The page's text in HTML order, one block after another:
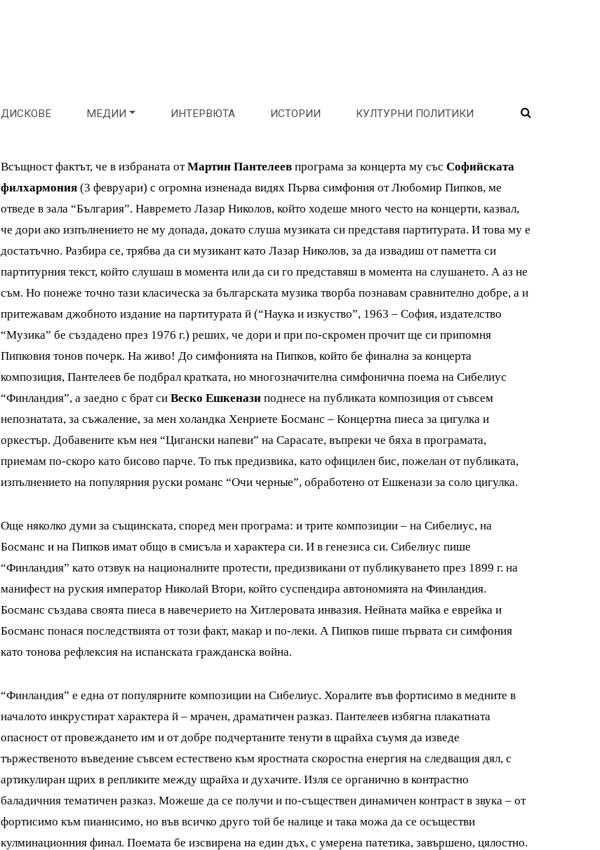
ДИСКОВЕ МЕДИИ ИНТЕРВЮТА ИСТОРИИ КУЛТУРНИ ПОЛИТИКИ
Всъщност фактът, че в избраната отМартин Пантелеев програма за концерта му съсСофийската
филхармония(3 февруари) с огромна изненада видях Първа симфония от Любомир Пипков, ме
отведе в зала “България”. Навремето Лазар Николов, който ходеше много често на концерти, казвал,
че дори ако изпълнението не му допада, докато слуша музиката си представя партитурата. И това му е
достатъчно. Разбира се, трябва да си музикант като Лазар Николов, за да извадиш от паметта си
партитурния текст, който слушаш в момента или да си го представяш в момента на слушането. А аз не
съм. Но понеже точно тази класическа за българската музика творба познавам сравнително добре, а и
притежавам джобното издание на партитурата й (“Наука и изкуство”, 1963 – София, издателство
“Музика” бе създадено през 1976 г.) реших, че дори и при по-скромен прочит ще си припомня
Пипковия тонов почерк. На живо! До симфонията на Пипков, който бе финална за концерта
композиция, Пантелеев бе подбрал кратката, но многозначителна симфонична поема на Сибелиус
“Финландия”, а заедно с брат сиВеско Ешкенази поднесе на публиката композиция от съвсем
непознатата, за съжаление, за мен холандка Хенриете Босманс – Концертна пиеса за цигулка и
оркестър. Добавените към нея “Цигански напеви” на Сарасате, въпреки че бяха в програмата,
приемам по-скоро като бисово парче. То пък предизвика, като официлен бис, пожелан от публиката,
изпълнението на популярния руски романс “Очи черные”, обработено от Ешкенази за соло цигулка.
Още няколко думи за същинската, според мен програма: и трите композиции – на Сибелиус, на
Босманс и на Пипков имат общо в смисъла и характера си. И в генезиса си. Сибелиус пише
“Финландия” като отзвук на националните протести, предизвикани от публикуването през 1899 г. на
манифест на руския император Николай Втори, който суспендира автономията на Финландия.
Босманс създава своята пиеса в навечерието на Хитлеровата инвазия. Нейната майка е еврейка и
Босманс понася последствията от този факт, макар и по-леки. А Пипков пише първата си симфония
като тонова рефлексия на испанската гражданска война.
“Финландия” е една от популярните композиции на Сибелиус. Хоралите във фортисимо в медните в
началото инкрустират характера й – мрачен, драматичен разказ. Пантелеев избягна плакатната
опасност от провеждането им и от добре подчертаните тенути в щрайха съумя да изведе
тържественото въведение съвсем естествено към яростната скоростна енергия на следващия дял, с
артикулиран щрих в репликите между щрайха и духачите. Изля се органично в контрастно
баладичния тематичен разказ. Можеше да се получи и по-съществен динамичен контраст в звука – от
фортисимо към пианисимо, но във всичко друго той бе налице и така можа да се осъществи
кулминационния финал. Поемата бе изсвирена на един дъх, с умерена патетика, завършено, цялостно.